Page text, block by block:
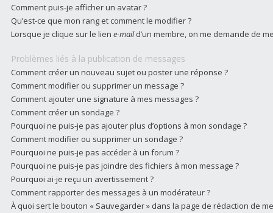
Comment puis-je afficher un avatar ?
Qu’est-ce que mon rang et comment le modifier ?
Lorsque je clique sur le lien e-maild’un membre, on me demande de
Problèmes liés à la publication de messages
Comment créer un nouveau sujet ou poster une réponse ?
Comment modifier ou supprimer un message ?
Comment ajouter une signature à mes messages ?
Comment créer un sondage ?
Pourquoi ne puis-je pas ajouter plus d’options à mon sondage ?
Comment modifier ou supprimer un sondage ?
Pourquoi ne puis-je pas accéder à un forum ?
Pourquoi ne puis-je pas joindre des fichiers à mon message ?
Pourquoi ai-je reçu un avertissement ?
Comment rapporter des messages à un modérateur ?
À quoi sert le bouton « Sauvegarder » dans la page de rédaction de